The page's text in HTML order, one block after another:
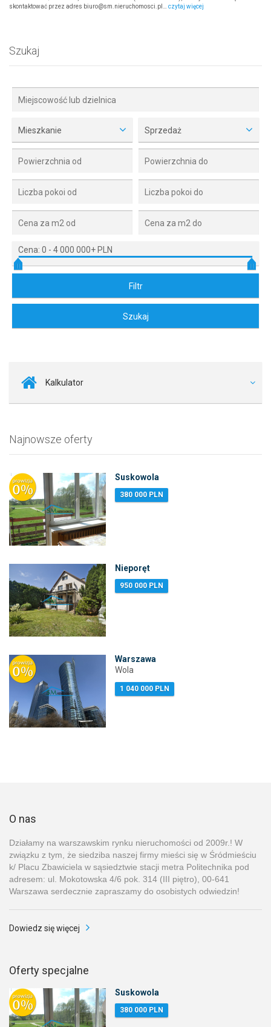
skontaktować przez adres biuro@sm.nieruchomosci.pl… czytaj więcej
Szukaj
Mieszkanie Sprzedaż
Cena: 0 - 4 000 000+ PLN
Kalkulator
Najnowsze oferty
Suskowola
380 000 PLN
Nieporęt
950 000 PLN
Warszawa
Wola
1 040 000 PLN
O nas
Działamy na warszawskim rynku nieruchomości od 2009r.! W
związku z tym, że siedziba naszej firmy mieści się w Śródmieściu
k/ Placu Zbawiciela w sąsiedztwie stacji metra Politechnika pod
adresem: ul. Mokotowska 4/6 pok. 314 (III piętro), 00-641
Warszawa serdecznie zapraszamy do osobistych odwiedzin!
Dowiedz się więcej
Oferty specjalne
Suskowola
380 000 PLN